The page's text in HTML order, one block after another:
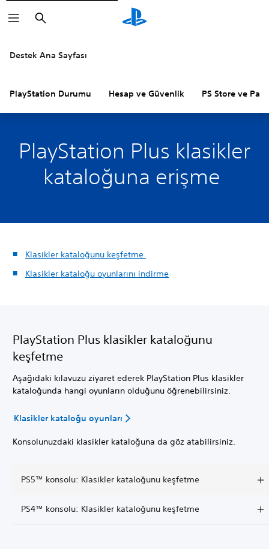
Arama
Destek Ana Sayfası
PlayStation Durumu Hesap ve Güvenlik PS Store ve
PlayStation Plus klasikler
kataloğuna erişme
Klasikler kataloğunu keşfetme
Klasikler kataloğu oyunlarını indirme
PlayStation Plus klasikler kataloğunu
keşfetme
Aşağıdaki kılavuzu ziyaret ederek PlayStation Plus klasikler
kataloğunda hangi oyunların olduğunu öğrenebilirsiniz.
Klasikler kataloğu oyunları
Konsolunuzdaki klasikler kataloğuna da göz atabilirsiniz.
PS5™ konsolu: Klasikler kataloğunu keşfetme
PS4™ konsolu: Klasikler kataloğunu keşfetme